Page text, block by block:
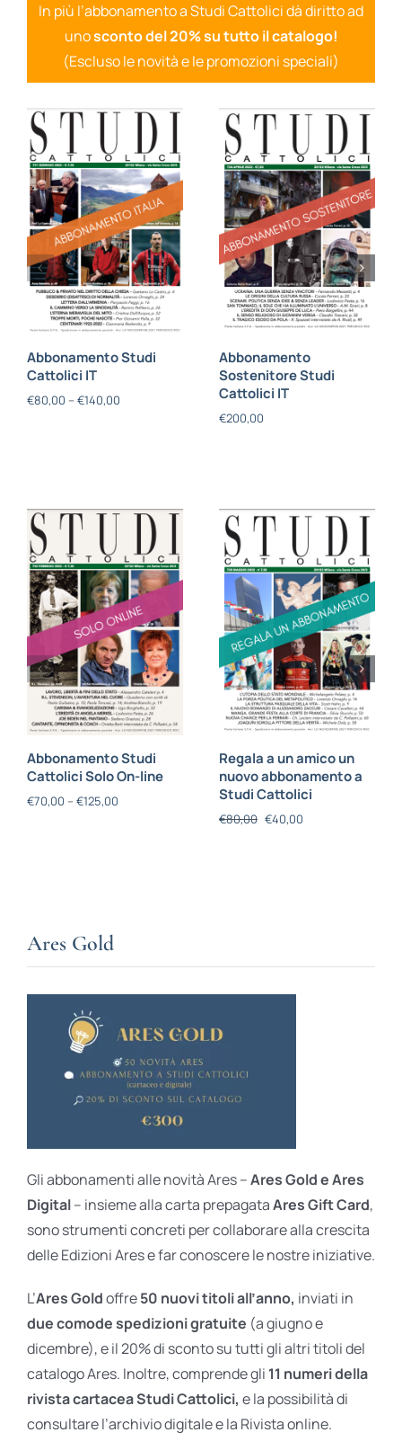
In più l’abbonamento a Studi Cattolici dà diritto ad
unosconto del 20% su tutto il catalogo!
(Escluso le novità e le promozioni speciali)
Abbonamento Studi
Cattolici IT
€80,00 – €140,00
Abbonamento
Sostenitore Studi
Cattolici IT
€200,00
Abbonamento Studi
Cattolici Solo On-line
€70,00 – €125,00
Regala a un amico un
nuovo abbonamento a
Studi Cattolici
€80,00 €40,00
Ares Gold
Gli abbonamenti alle novità Ares –Ares Gold e Ares
Digital– insieme alla carta prepagataAres Gift Card,
sono strumenti concreti per collaborare alla crescita
delle Edizioni Ares e far conoscere le nostre iniziative.
L’Ares Goldoffre50 nuovi titoli all’anno, inviati in
due comode spedizioni gratuite (a giugno e
dicembre), e il 20% di sconto su tutti gli altri titoli del
catalogo Ares. Inoltre, comprende gli 11 numeri della
rivista cartacea Studi Cattolici, e la possibilità di
consultare l’archivio digitale e la Rivista online.